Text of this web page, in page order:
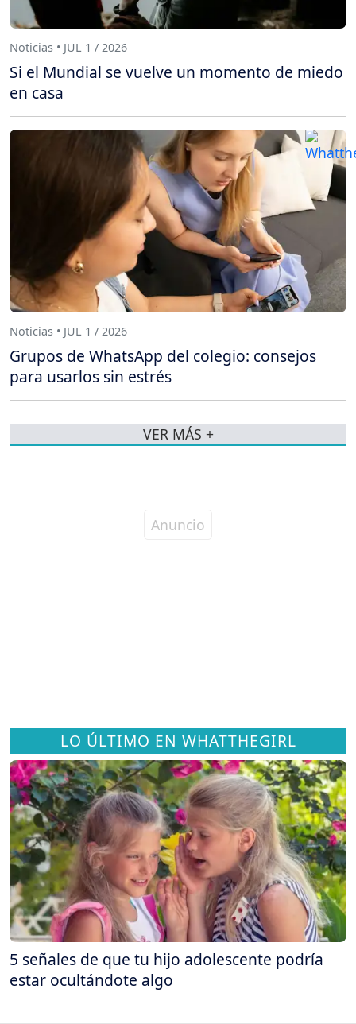
LO ÚLTIMO EN WHATTHEGIRL
5 señales de que tu hijo adolescente podría
estar ocultándote algo
Noticias • JUL 1 / 2026
Si el Mundial se vuelve un momento de miedo
en casa
Noticias • JUL 1 / 2026
Grupos de WhatsApp del colegio: consejos
para usarlos sin estrés
VER MÁS +